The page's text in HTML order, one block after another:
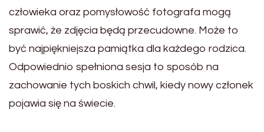
człowieka oraz pomysłowość fotografa mogą
sprawić, że zdjęcia będą przecudowne. Może to
być najpiękniejsza pamiątka dla każdego rodzica.
Odpowiednio spełniona sesja to sposób na
zachowanie tych boskich chwil, kiedy nowy członek
pojawia się na świecie.